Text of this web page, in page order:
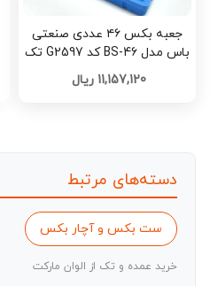
جعبه بکس ۴۶ عددی صنعتی
باس مدل BS-46 کد G2597 تک
و عمده
11,157,120 ریال
دسته‌های مرتبط
ست بکس و آچار بکس
خرید عمده و تک از الوان مارکت